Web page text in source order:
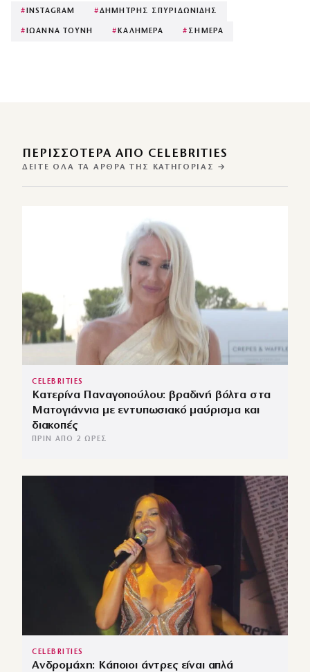
# INSTAGRAM #ΔΗΜΗΤΡΗΣ ΣΠΥΡΙΔΩΝΙΔΗΣ
# ΙΩΑΝΝΑ ΤΟΥΝΗ # ΚΑΛΗΜΕΡΑ # ΣΗΜΕΡΑ
ΠΕΡΙΣΣΌΤΕΡΑ ΑΠΌ CELEBRITIES
ΔΕΊΤΕ ΌΛΑ ΤΑ ΆΡΘΡΑ ΤΗΣ ΚΑΤΗΓΟΡΊΑΣ →
CELEBRITIES
Κατερίνα Παναγοπούλου: βραδινή βόλτα στα
Ματογιάννια με εντυπωσιακό μαύρισμα και
διακοπές
ΠΡΙΝ ΑΠΌ 2 ΏΡΕΣ
CELEBRITIES
Ανδρομάχη: Κάποιοι άντρες είναι απλά